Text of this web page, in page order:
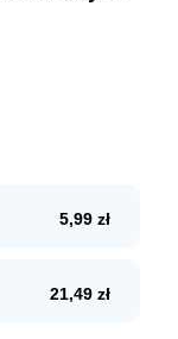
5,99 zł
21,49 zł